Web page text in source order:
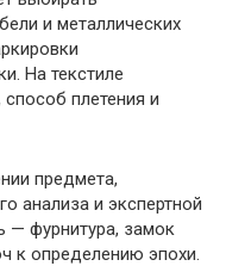
и металлических
На текстиле
плетения и
предмета,
анализа и экспертной
— фурнитура, замок
к определению эпохи.